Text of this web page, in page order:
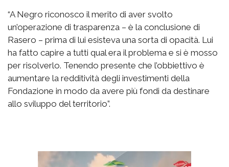
“A Negro riconosco il merito di aver svolto
un’operazione di trasparenza – è la conclusione di
Rasero – prima di lui esisteva una sorta di opacità. Lui
ha fatto capire a tutti qual era il problema e si è mosso
per risolverlo. Tenendo presente che l’obbiettivo è
aumentare la redditività degli investimenti della
Fondazione in modo da avere più fondi da destinare
allo sviluppo del territorio”.